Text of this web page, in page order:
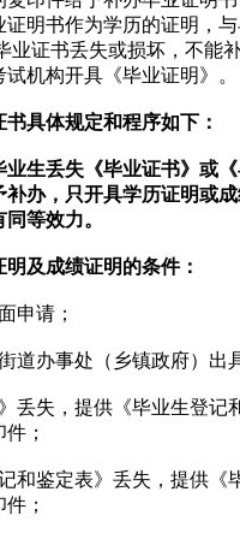
证明书作为学历的证明，
业证书丢失或损坏，不能
机构开具《毕业证明》。
具体规定和程序如下：
业生丢失《毕业证书》或
补办，只开具学历证明或
等效力。
及成绩证明的条件：
申请；
道办事处（乡镇政府）出
丢失，提供《毕业生登记
；
和鉴定表》丢失，提供《
；